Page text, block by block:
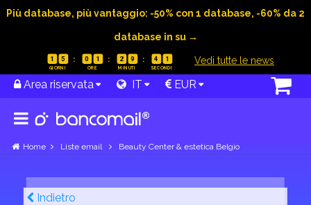
Più database, più vantaggio: -50% con 1 database, -60% da 2
database in su →
1 5 0 1 2 9 4 0 Vedi tutte le news
Area riservata IT EUR
Home Liste email Beauty Center & estetica Belgio
Indietro